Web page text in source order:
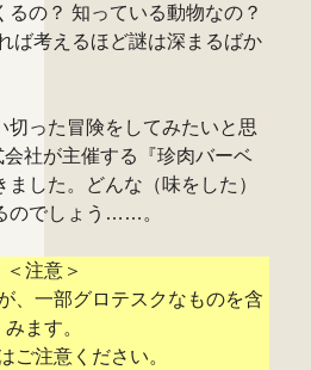
るの？ 知っている動物なの？
ば考えるほど謎は深まるばか
切った冒険をしてみたいと思
社が主催する『珍肉バーベ
した。どんな（味をした）
のでしょう……。
＜注意＞
、一部グロテスクなものを含
みます。
ご注意ください。